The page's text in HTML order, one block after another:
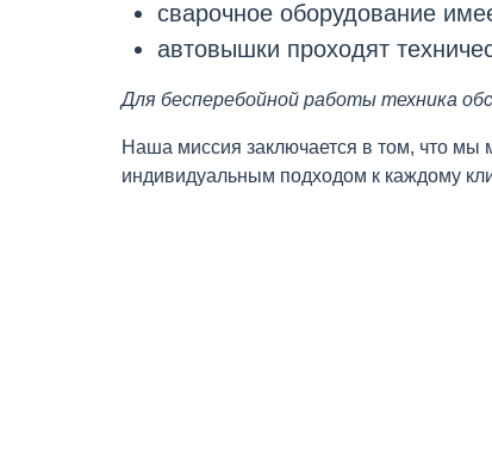
сварочное оборудование
автовышки проходят
Для бесперебойной работы техника
Наша миссия заключается в том, что мы
индивидуальным подходом к каждому